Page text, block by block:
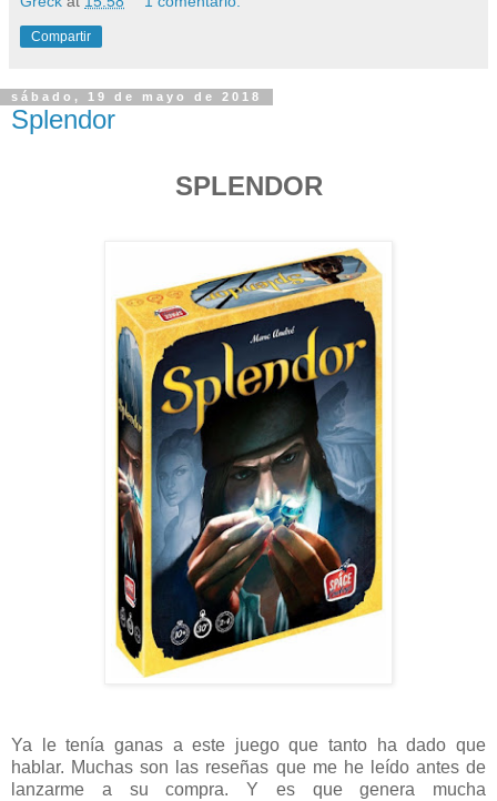
Compartir
sábado, 19 de mayo de 2018
Splendor
SPLENDOR
Ya le tenía ganas a este juego que tanto ha dado que
hablar. Muchas son las reseñas que me he leído antes de
lanzarme a su compra. Y es que genera mucha